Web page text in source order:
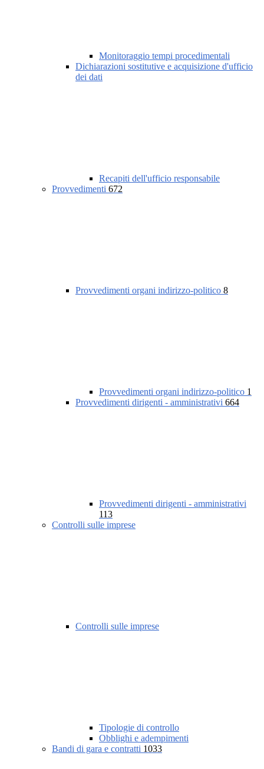
Monitoraggio tempi procedimentali
Dichiarazioni sostitutive e acquisizione d'ufficio
dei dati
Recapiti dell'ufficio responsabile
Provvedimenti 672
Provvedimenti organi indirizzo-politico 8
Provvedimenti organi indirizzo-politico 1
Provvedimenti dirigenti - amministrativi 664
Provvedimenti dirigenti - amministrativi
113
Controlli sulle imprese
Controlli sulle imprese
Tipologie di controllo
Obblighi e adempimenti
Bandi di gara e contratti 1033